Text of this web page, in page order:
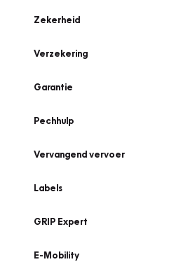
Zekerheid
Verzekering
Garantie
Pechhulp
Vervangend vervoer
Labels
GRIP Expert
E-Mobility